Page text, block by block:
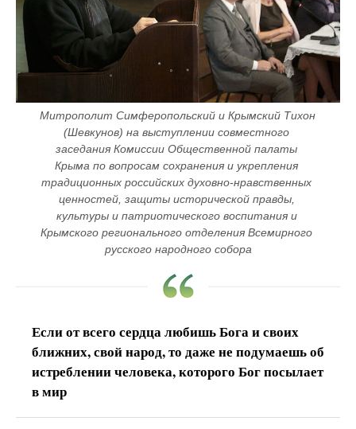
Митрополит Симферопольский и Крымский Тихон
(Шевкунов) на выступлении совместного
заседания Комиссии Общественной палаты
Крыма по вопросам сохранения и укрепления
традиционных российских духовно-нравственных
ценностей, защиты исторической правды,
культуры и патриотического воспитания и
Крымского регионального отделения Всемирного
русского народного собора
Если от всего сердца любишь Бога и своих
ближних, свой народ, то даже не подумаешь об
истреблении человека, которого Бог посылает
в мир